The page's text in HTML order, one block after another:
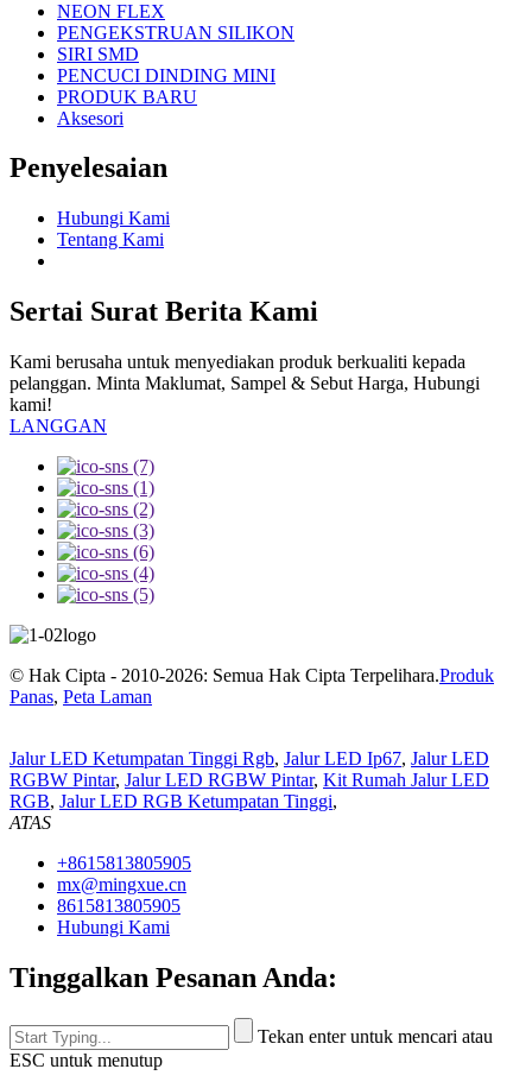
NEON FLEX
PENGEKSTRUAN SILIKON
SIRI SMD
PENCUCI DINDING MINI
PRODUK BARU
Aksesori
Penyelesaian
Hubungi Kami
Tentang Kami
Sertai Surat Berita Kami
Kami berusaha untuk menyediakan produk berkualiti kepada
pelanggan. Minta Maklumat, Sampel & Sebut Harga, Hubungi
kami!
LANGGAN
© Hak Cipta - 2010-2026: Semua Hak Cipta Terpelihara.Produk
Panas, Peta Laman
Jalur LED Ketumpatan Tinggi Rgb, Jalur LED Ip67, Jalur LED
RGBW Pintar, Jalur LED RGBW Pintar, Kit Rumah Jalur LED
RGB, Jalur LED RGB Ketumpatan Tinggi,
ATAS
+8615813805905
mx@mingxue.cn
8615813805905
Hubungi Kami
Tinggalkan Pesanan Anda:
Tekan enter untuk mencari atau
ESC untuk menutup